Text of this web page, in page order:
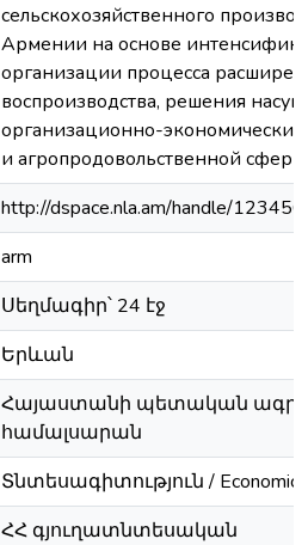
сельскохозяйственного
Армении на основе
организации процесса
воспроизводства, решения
организационно-
и агропродовольственной
http://dspace.nla.am/handle/
arm
Սեղմագիր՝ 24 էջ
Երևան
Հայաստանի պետական
համալսարան
Տնտեսագիտություն / Economics
ՀՀ գյուղատնտեսական